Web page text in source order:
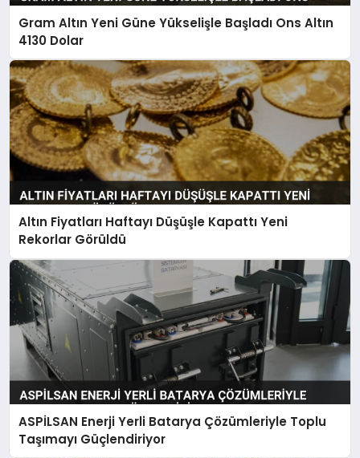
Gram Altın Yeni Güne Yükselişle Başladı Ons Altın
4130 Dolar
Altın Fiyatları Haftayı Düşüşle Kapattı Yeni
Rekorlar Görüldü
ASPİLSAN Enerji Yerli Batarya Çözümleriyle Toplu
Taşımayı Güçlendiriyor